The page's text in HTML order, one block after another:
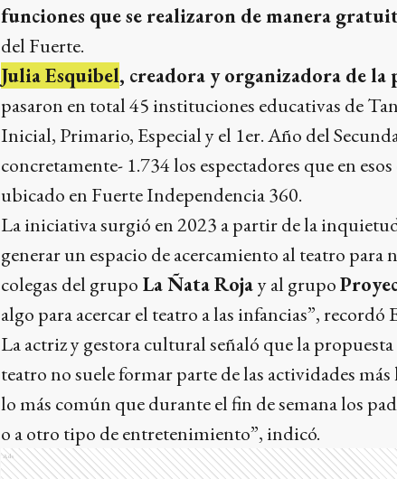
funciones que se realizaron de manera
del Fuerte.
Julia Esquibel, creadora y organizadora de la
pasaron en total 45 instituciones educativas de
Inicial, Primario, Especial y el 1er. Año del
concretamente- 1.734 los espectadores que en
ubicado en Fuerte Independencia 360.
La iniciativa surgió en 2023 a partir de la
generar un espacio de acercamiento al teatro para
colegas del grupo La Ñata Rojay al grupo
algo para acercar el teatro a las infancias”,
La actriz y gestora cultural señaló que la
teatro no suele formar parte de las actividades
lo más común que durante el fin de semana los
o a otro tipo de entretenimiento”, indicó.
Ads